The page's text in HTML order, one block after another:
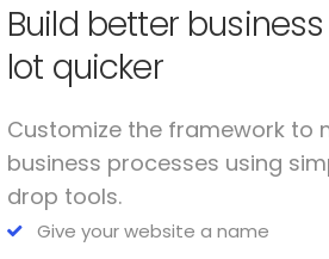
Build better
lot quicker
Customize the framework to
business processes using
drop tools.
Give your website a name